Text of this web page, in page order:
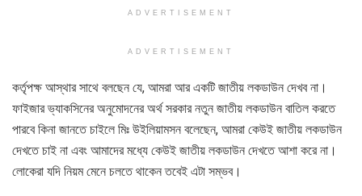
ADVERTISEMENT
ADVERTISEMENT
কর্তৃপক্ষ আস্থার সাথে বলছেন যে, আমরা আর একটি জাতীয় লকডাউন দেখব না।
ফাইজার ভ্যাকসিনের অনুমোদনের অর্থ সরকার নতুন জাতীয় লকডাউন বাতিল করতে
পারবে কিনা জানতে চাইলে মিঃ উইলিয়ামসন বলেছেন, আমরা কেউই জাতীয় লকডাউন
দেখতে চাই না এবং আমাদের মধ্যে কেউই জাতীয় লকডাউন দেখতে আশা করে না।
লোকেরা যদি নিয়ম মেনে চলতে থাকেন তবেই এটা সম্ভব।